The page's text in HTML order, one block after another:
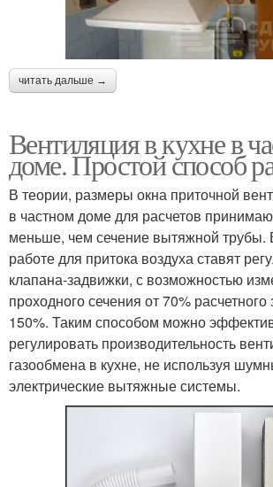
читать дальше →
Вентиляция в кухне в
доме. Простой способ
В теории, размеры окна приточной
в частном доме для расчетов
меньше, чем сечение вытяжной трубы.
работе для притока воздуха ставят
клапана-задвижки, с возможностью
проходного сечения от 70%
150%. Таким способом можно
регулировать производительность
газообмена в кухне, не используя
электрические вытяжные системы.